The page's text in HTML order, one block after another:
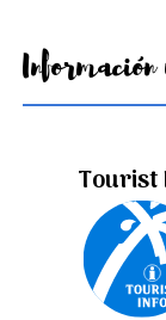
Tourist